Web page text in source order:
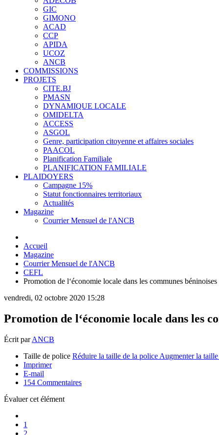
GIC
GIMONO
ACAD
CCP
APIDA
UCOZ
ANCB
COMMISSIONS
PROJETS
CITE.BJ
PMASN
DYNAMIQUE LOCALE
OMIDELTA
ACCESS
ASGOL
Genre, participation citoyenne et affaires sociales
PAACOL
Planification Familiale
PLANIFICATION FAMILIALE
PLAIDOYERS
Campagne 15%
Statut fonctionnaires territoriaux
Actualités
Magazine
Courrier Mensuel de l'ANCB
Accueil
Magazine
Courrier Mensuel de l'ANCB
CEFL
Promotion de l‘économie locale dans les communes béninoises
vendredi, 02 octobre 2020 15:28
Promotion de l‘économie locale dans les
Écrit parANCB
Taille de police Réduire la taille de la police Augmenter la
Imprimer
E-mail
154 Commentaires
Évaluer cet élément
1
2